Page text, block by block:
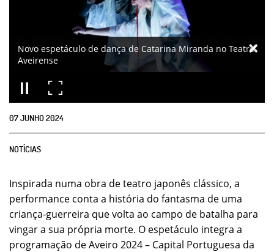
Novo espetáculo de dança de Catarina Miranda no Teatro
Aveirense
07JUNHO2024
NOTÍCIAS
Inspirada numa obra de teatro japonês clássico, a
performance conta a história do fantasma de uma
criança-guerreira que volta ao campo de batalha para
vingar a sua própria morte. O espetáculo integra a
programação de Aveiro 2024 – Capital Portuguesa da